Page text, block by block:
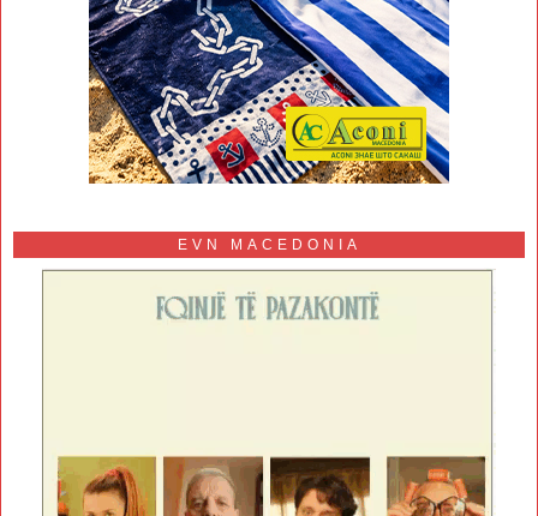
EVN MACEDONIA